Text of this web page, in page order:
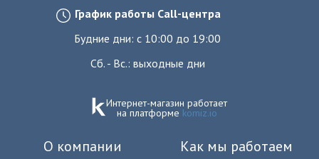
График работы Call-центра
Будние дни: с 10:00 до 19:00
Сб. - Вс.: выходные дни
Интернет-магазин работает
на платформе komiz.io
О компании Как мы работаем